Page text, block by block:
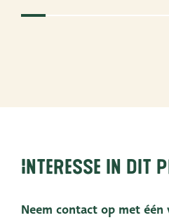
Interesse in dit
Neem contact op met één